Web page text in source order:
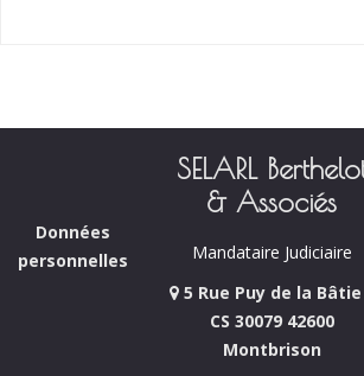
Données
personnelles
SELARL
& Associés
Mandataire Judiciaire
5 Rue Puy de la
CS 30079 42600
Montbrison